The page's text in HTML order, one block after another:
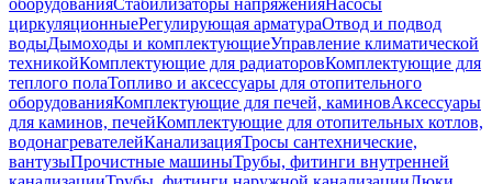
оборудованияСтабилизаторы напряженияНасосы
циркуляционныеРегулирующая арматураОтвод и подвод
водыДымоходы и комплектующиеУправление климатической
техникойКомплектующие для радиаторовКомплектующие для
теплого полаТопливо и аксессуары для отопительного
оборудованияКомплектующие для печей, каминовАксессуары
для каминов, печейКомплектующие для отопительных котлов,
водонагревателейКанализацияТросы сантехнические,
вантузыПрочистные машиныТрубы, фитинги внутренней